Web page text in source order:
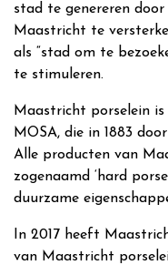
stad te genereren
Maastricht te
als “stad om te
te stimuleren.
Maastricht porselein
MOSA, die in 1883
Alle producten van
zogenaamd ‘hard
duurzame
In 2017 heeft
van Maastricht